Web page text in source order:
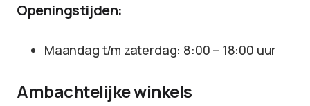
Openingstijden:
Maandag t/m zaterdag: 8:00 – 18:00 uur
Ambachtelijke winkels